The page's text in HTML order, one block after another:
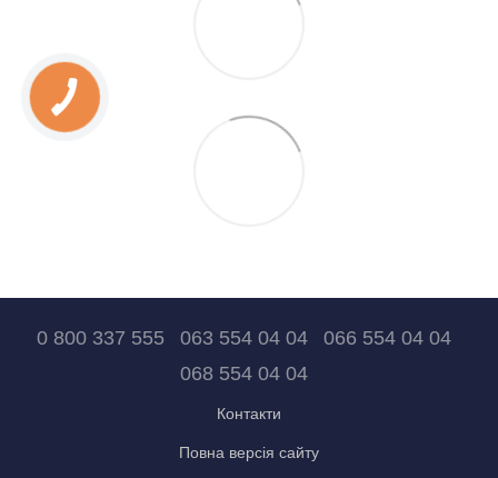
0 800 337 555 063 554 04 04
066 554 04 04
068 554 04 04
Контакти
Повна версія сайту